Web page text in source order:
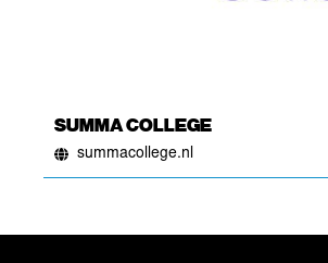
SUMMA COLLEGE
summacollege.nl